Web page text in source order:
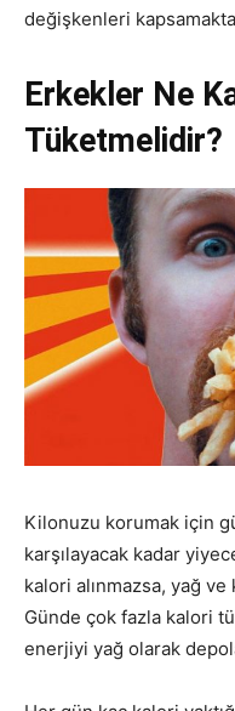
değişkenleri
Erkekler Ne
Tüketmelidir?
Kilonuzu korumak için
karşılayacak kadar
kalori alınmazsa, yağ
Günde çok fazla kalori
enerjiyi yağ olarak